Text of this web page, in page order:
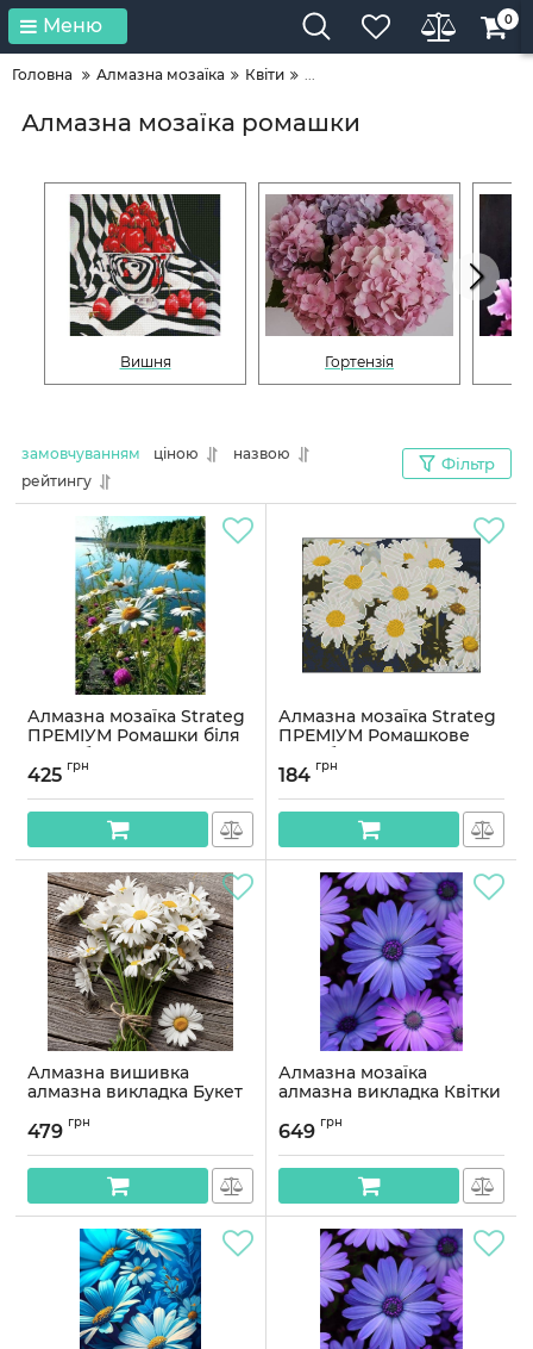
Меню 0
Головна Алмазна мозаїка Квіти ...
Алмазна мозаїка ромашки
Вишня Гортензія
замовчуванням ціною
назвою
рейтингу
Фільтр
Алмазна мозаїка Strateg
ПРЕМІУМ Ромашки біля
річки без підрамника
розміром 50х65 см
Артикул:SGK86070
425 грн
Алмазна мозаїка Strateg
ПРЕМІУМ Ромашкове
поле без підрамника
розміром 30х40 см
Артикул:ZAV3040-55
184 грн
Алмазна вишивка
алмазна викладка Букет
OG00204SS
Артикул:OG00204SS
479 грн
Алмазна мозаїка
алмазна викладка Квітки
OG00527SB
Артикул:OG00527SB
649 грн